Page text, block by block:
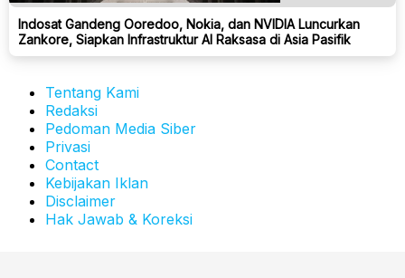
Indosat Gandeng Ooredoo, Nokia, dan NVIDIA Luncurkan
Zankore, Siapkan Infrastruktur AI Raksasa di Asia Pasifik
Tentang Kami
Redaksi
Pedoman Media Siber
Privasi
Contact
Kebijakan Iklan
Disclaimer
Hak Jawab & Koreksi